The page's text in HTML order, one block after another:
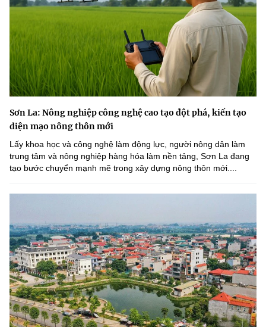
Sơn La: Nông nghiệp công nghệ cao tạo đột phá, kiến tạo
diện mạo nông thôn mới
Lấy khoa học và công nghệ làm động lực, người nông dân làm
trung tâm và nông nghiệp hàng hóa làm nền tảng, Sơn La đang
tạo bước chuyển mạnh mẽ trong xây dựng nông thôn mới....